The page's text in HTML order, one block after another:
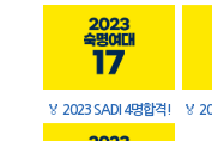
🏅 2023 SADI 4명합격! 🏅